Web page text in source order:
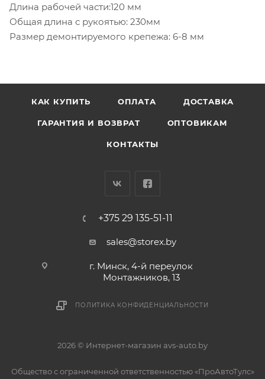
Длина рабочей части:120 мм
Общая длина с рукоятью: 230мм
Размер демонтируемого крепежа: 6-8 мм
КАК КУПИТЬ ОПЛАТА ДОСТАВКА
ГАРАНТИЯ И ВОЗВРАТ ОПТОВИКАМ
КОНТАКТЫ
+375 29 135-51-11
sales@storex.by
г. Минск, 4-й переулок
Монтажников, 13
ПОЛИТИКА КОНФИДЕНЦИАЛЬНОСТИ
2026 © Интернет-магазин avs-auto.by
Общество с ограниченной ответственностью «ПроАвтоТулс»